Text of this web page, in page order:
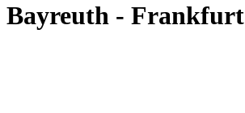
Bayreuth - Frankfurt